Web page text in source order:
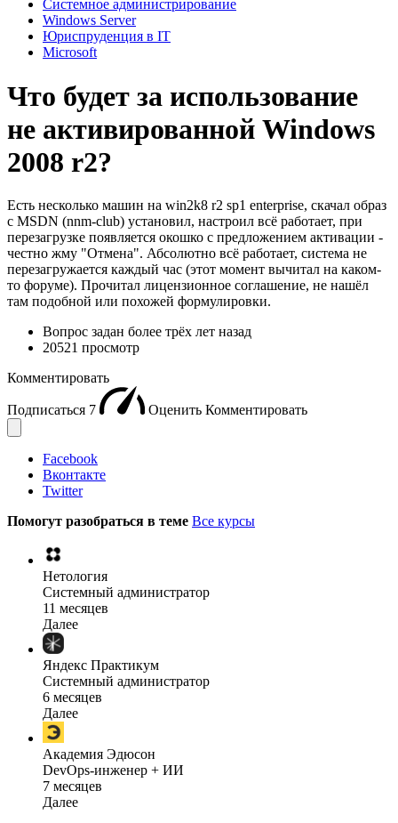
Системное администрирование
Windows Server
Юриспруденция в IT
Microsoft
Что будет за использование
не активированной Windows
2008 r2?
Есть несколько машин на win2k8 r2 sp1 enterprise, скачал образ
с MSDN (nnm-club) установил, настроил всё работает, при
перезагрузке появляется окошко с предложением активации -
честно жму "Отмена". Абсолютно всё работает, система не
перезагружается каждый час (этот момент вычитал на каком-
то форуме). Прочитал лицензионное соглашение, не нашёл
там подобной или похожей формулировки.
Вопрос задан более трёх лет назад
20521 просмотр
Комментировать
Подписаться 7 Оценить Комментировать
Facebook
Вконтакте
Twitter
Помогут разобраться в теме Все курсы
Нетология
Системный администратор
11 месяцев
Далее
Яндекс Практикум
Системный администратор
6 месяцев
Далее
Академия Эдюсон
DevOps-инженер + ИИ
7 месяцев
Далее